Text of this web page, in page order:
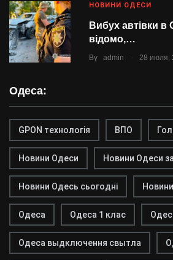
НОВИНИ ОДЕСИ
Вибух автівки в
відомо,…
By admin 28 июля,
Одеса:
GPON технологія ВПО
Новини Одеси Новини Одеси
Новини Одесь сьогодні
Одеса Одеса 1 клас
Одеса выдключення свытла